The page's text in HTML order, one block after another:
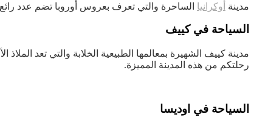
مدينة أوكرانيا الساحرة والتي تعرف بعروس أوروبا تضم عدد رائع
السياحة في كييف
مدينة كييف الشهيرة بمعالمها الطبيعية الخلابة والتي تعد
رحلتكم من هذه المدينة المميزة.
السياحة في اوديسا